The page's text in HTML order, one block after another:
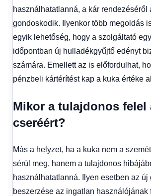
használhatatlanná, a kár rendezéséről
gondoskodik. Ilyenkor több megoldás
egyik lehetőség, hogy a szolgáltató
időpontban új hulladékgyűjtő edényt
számára. Emellett az is előfordulhat,
pénzbeli kártérítést kap a kuka értéke
Mikor a tulajdonos felel
cseréért?
Más a helyzet, ha a kuka nem a
sérül meg, hanem a tulajdonos
használhatatlanná. Ilyen esetben az új
beszerzése az ingatlan használójának